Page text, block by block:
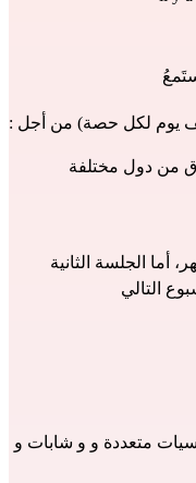
يوم لكل حصة) من أجل :
من دول مختلفة
التالي